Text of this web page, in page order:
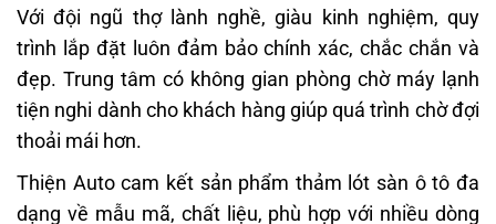
Với đội ngũ thợ lành nghề, giàu kinh nghiệm, quy
trình lắp đặt luôn đảm bảo chính xác, chắc chắn và
đẹp. Trung tâm có không gian phòng chờ máy lạnh
tiện nghi dành cho khách hàng giúp quá trình chờ đợi
thoải mái hơn.
Thiện Auto cam kết sản phẩm thảm lót sàn ô tô đa
dạng về mẫu mã, chất liệu, phù hợp với nhiều dòng